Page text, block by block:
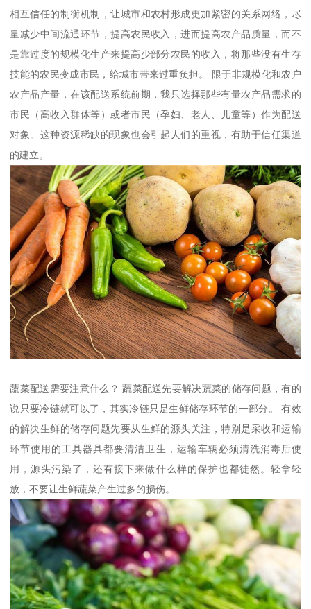
相互信任的制衡机制，让城市和农村形成更加紧密的关系网络，尽
量减少中间流通环节，提高农民收入，进而提高农产品质量，而不
是靠过度的规模化生产来提高少部分农民的收入，将那些没有生存
技能的农民变成市民，给城市带来过重负担。 限于非规模化和农户
农产品产量，在该配送系统前期，我只选择那些有量农产品需求的
市民（高收入群体等）或者市民（孕妇、老人、儿童等）作为配送
对象。这种资源稀缺的现象也会引起人们的重视，有助于信任渠道
的建立。
蔬菜配送需要注意什么？ 蔬菜配送先要解决蔬菜的储存问题，有的
说只要冷链就可以了，其实冷链只是生鲜储存环节的一部分。 有效
的解决生鲜的储存问题先要从生鲜的源头关注，特别是采收和运输
环节使用的工具器具都要清洁卫生，运输车辆必须清洗消毒后使
用，源头污染了，还有接下来做什么样的保护也都徒然。轻拿轻
放，不要让生鲜蔬菜产生过多的损伤。